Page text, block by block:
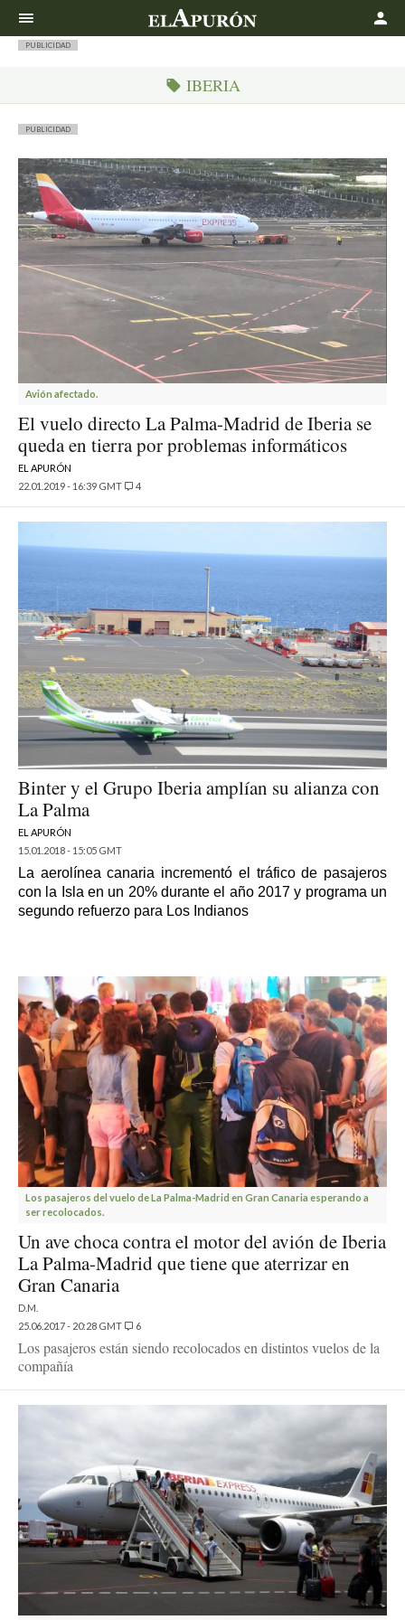
PUBLICIDAD
IBERIA
PUBLICIDAD
Avión afectado.
El vuelo directo La Palma-Madrid de Iberia se
queda en tierra por problemas informáticos
EL APURÓN
22.01.2019 - 16:39 GMT
4
Binter y el Grupo Iberia amplían su alianza con
La Palma
EL APURÓN
15.01.2018 - 15:05 GMT
La aerolínea canaria incrementó el tráfico de pasajeros
con la Isla en un 20% durante el año 2017 y programa un
segundo refuerzo para Los Indianos
Los pasajeros del vuelo de La Palma-Madrid en Gran Canaria esperando a
ser recolocados.
Un ave choca contra el motor del avión de Iberia
La Palma-Madrid que tiene que aterrizar en
Gran Canaria
D.M.
25.06.2017 - 20:28 GMT
6
Los pasajeros están siendo recolocados en distintos vuelos de la
compañía